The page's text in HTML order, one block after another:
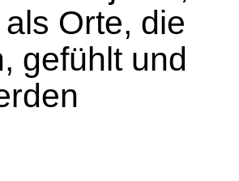
Orte, die
gefühlt und